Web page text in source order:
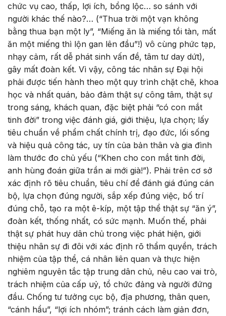
chức vụ cao, thấp, lợi ích, bổng lộc… so sánh với
người khác thế nào?… (“Thua trời một vạn không
bằng thua bạn một ly”, “Miếng ăn là miếng tồi tàn, mất
ăn một miếng thì lộn gan lên đầu”!) vô cùng phức tạp,
nhạy cảm, rất dễ phát sinh vấn đề, tâm tư day dứt),
gây mất đoàn kết. Vì vậy, công tác nhân sự Đại hội
phải được tiến hành theo một quy trình chặt chẽ, khoa
học và nhất quán, bảo đảm thật sự công tâm, thật sự
trong sáng, khách quan, đặc biệt phải “có con mắt
tinh đời” trong việc đánh giá, giới thiệu, lựa chọn; lấy
tiêu chuẩn về phẩm chất chính trị, đạo đức, lối sống
và hiệu quả công tác, uy tín của bản thân và gia đình
làm thước đo chủ yếu (“Khen cho con mắt tinh đời,
anh hùng đoán giữa trần ai mới già!”). Phải trên cơ sở
xác định rõ tiêu chuẩn, tiêu chí để đánh giá đúng cán
bộ, lựa chọn đúng người, sắp xếp đúng việc, bố trí
đúng chỗ, tạo ra một ê-kíp, một tập thể thật sự “ăn ý”,
đoàn kết, thống nhất, có sức mạnh. Muốn thế, phải
thật sự phát huy dân chủ trong việc phát hiện, giới
thiệu nhân sự đi đôi với xác định rõ thẩm quyền, trách
nhiệm của tập thể, cá nhân liên quan và thực hiện
nghiêm nguyên tắc tập trung dân chủ, nêu cao vai trò,
trách nhiệm của cấp uỷ, tổ chức đảng và người đứng
đầu. Chống tư tưởng cục bộ, địa phương, thân quen,
“cánh hẩu”, “lợi ích nhóm”; tránh cách làm giản đơn,